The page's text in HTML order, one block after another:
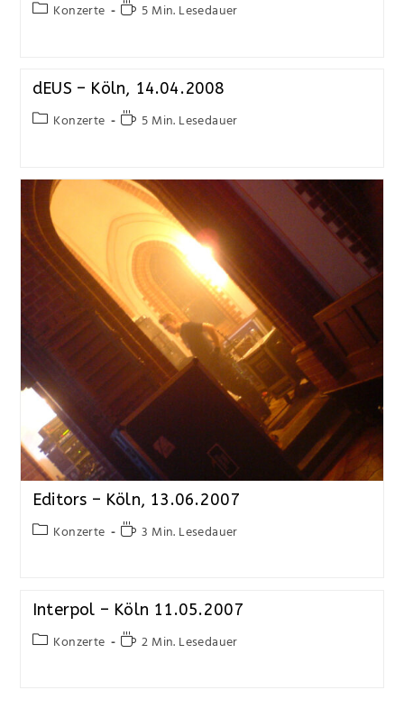
Konzerte 5 Min. Lesedauer
dEUS – Köln, 14.04.2008
Konzerte 5 Min. Lesedauer
Editors – Köln, 13.06.2007
Konzerte 3 Min. Lesedauer
Interpol – Köln 11.05.2007
Konzerte 2 Min. Lesedauer